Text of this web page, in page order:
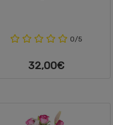
0/5
32,00€